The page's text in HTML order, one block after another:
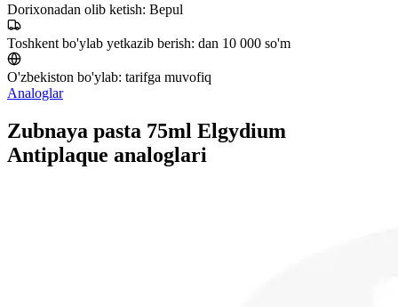
Dorixonadan olib ketish: Bepul
Toshkent bo'ylab yetkazib berish: dan 10 000 so'm
O'zbekiston bo'ylab: tarifga muvofiq
Analoglar
Zubnaya pasta 75ml Elgydium
Antiplaque analoglari